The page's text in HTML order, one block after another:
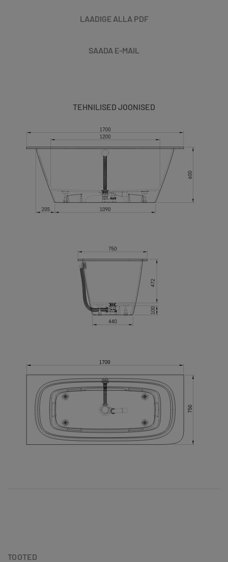
LAADIGE ALLA PDF
SAADA E-MAIL
TEHNILISED JOONISED
TOOTED